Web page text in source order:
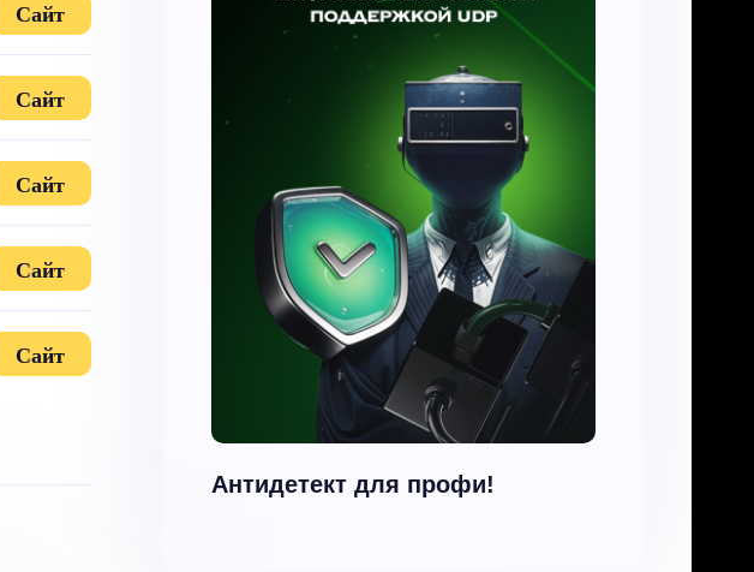
Сайт
Сайт
Сайт
Сайт
Сайт
Антидетект для профи!